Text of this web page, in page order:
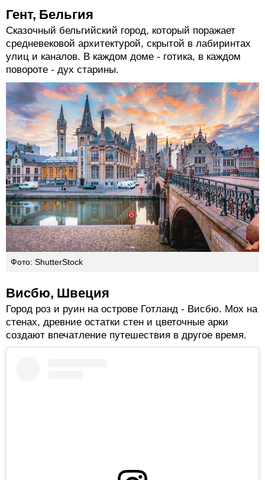
Гент, Бельгия
Сказочный бельгийский город, который поражает
средневековой архитектурой, скрытой в лабиринтах
улиц и каналов. В каждом доме - готика, в каждом
повороте - дух старины.
Фото: ShutterStock
Висбю, Швеция
Город роз и руин на острове Готланд - Висбю. Мох на
стенах, древние остатки стен и цветочные арки
создают впечатление путешествия в другое время.